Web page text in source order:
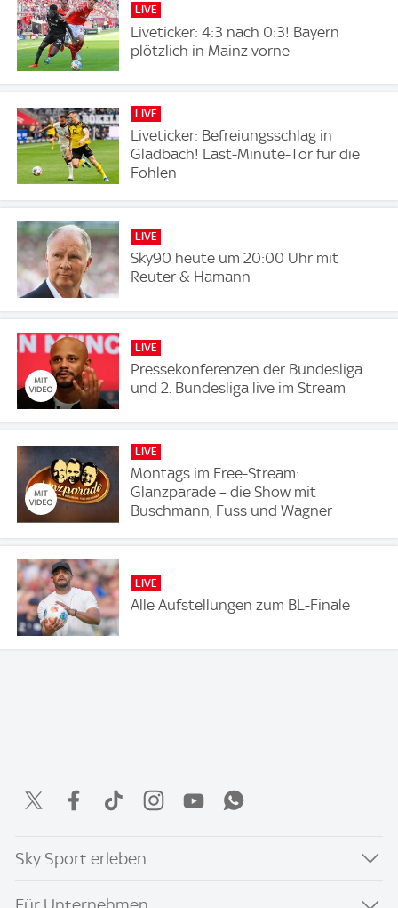
LIVE
Liveticker: 4:3 nach 0:3! Bayern
plötzlich in Mainz vorne
LIVE
Liveticker: Befreiungsschlag in
Gladbach! Last-Minute-Tor für die
Fohlen
LIVE
Sky90 heute um 20:00 Uhr mit
Reuter & Hamann
LIVE
Pressekonferenzen der Bundesliga
und 2. Bundesliga live im Stream
LIVE
Montags im Free-Stream:
Glanzparade – die Show mit
Buschmann, Fuss und Wagner
LIVE
Alle Aufstellungen zum BL-Finale
Sky Sport erleben